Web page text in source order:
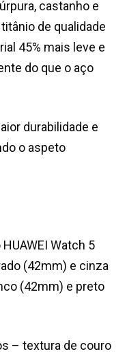
castanho e
de qualidade
45% mais leve e
do que o aço
durabilidade e
o aspeto
Watch 5
(42mm) e cinza
(42mm) e preto
– textura de couro